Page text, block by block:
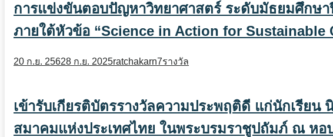
การแข่งขันตอบปัญหาวิทยาศาสตร์ ระดับมัธยมศึกษ
ภายใต้หัวข้อ “Science in Action for
20 ก.ย. 25628 ก.ย. 2025ratchakarn7รางวัล
เข้ารับเกียรติบัตรรางวัลความประพฤติดี แก่นักเรีย
สมาคมแห่งประเทศไทย ในพระบรมราชูปถัมภ์ ณ ห